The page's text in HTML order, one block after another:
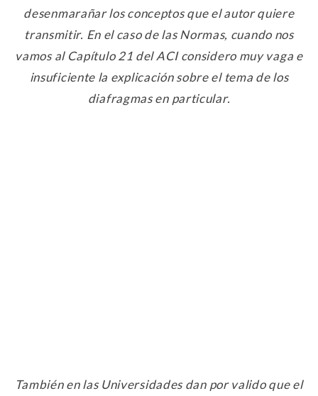
desenmarañar los conceptos que el autor quiere
transmitir. En el caso de las Normas, cuando nos
vamos al Capítulo 21 del ACI considero muy vaga e
insuficiente la explicación sobre el tema de los
diafragmas en particular.
También en las Universidades dan por valido que el